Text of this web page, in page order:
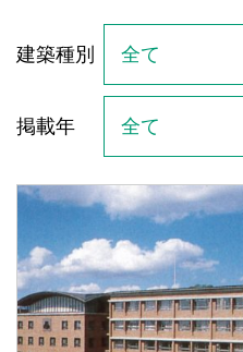
建築種別
掲載年